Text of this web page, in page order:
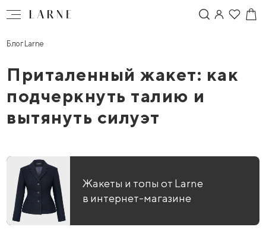
Блог Larne
Приталенный жакет: как
подчеркнуть талию и
вытянуть силуэт
Жакеты и топы от Larne
в интернет-магазине